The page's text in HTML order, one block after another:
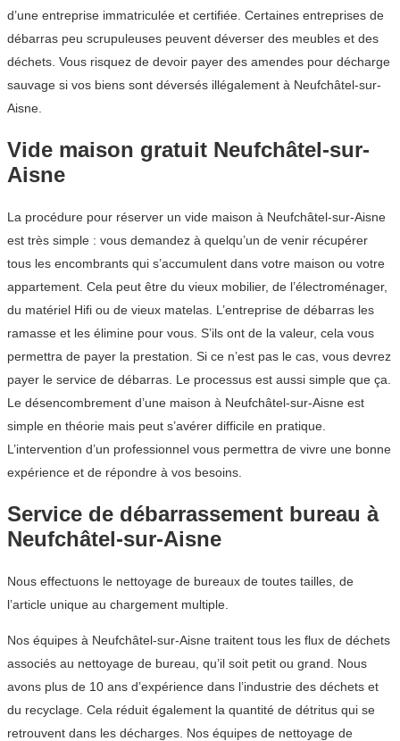
d’une entreprise immatriculée et certifiée. Certaines entreprises de
débarras peu scrupuleuses peuvent déverser des meubles et des
déchets. Vous risquez de devoir payer des amendes pour décharge
sauvage si vos biens sont déversés illégalement à Neufchâtel-sur-
Aisne.
Vide maison gratuit Neufchâtel-sur-
Aisne
La procédure pour réserver un vide maison à Neufchâtel-sur-Aisne
est très simple : vous demandez à quelqu’un de venir récupérer
tous les encombrants qui s’accumulent dans votre maison ou votre
appartement. Cela peut être du vieux mobilier, de l’électroménager,
du matériel Hifi ou de vieux matelas. L’entreprise de débarras les
ramasse et les élimine pour vous. S’ils ont de la valeur, cela vous
permettra de payer la prestation. Si ce n’est pas le cas, vous devrez
payer le service de débarras. Le processus est aussi simple que ça.
Le désencombrement d’une maison à Neufchâtel-sur-Aisne est
simple en théorie mais peut s’avérer difficile en pratique.
L’intervention d’un professionnel vous permettra de vivre une bonne
expérience et de répondre à vos besoins.
Service de débarrassement bureau à
Neufchâtel-sur-Aisne
Nous effectuons le nettoyage de bureaux de toutes tailles, de
l’article unique au chargement multiple.
Nos équipes à Neufchâtel-sur-Aisne traitent tous les flux de déchets
associés au nettoyage de bureau, qu’il soit petit ou grand. Nous
avons plus de 10 ans d’expérience dans l’industrie des déchets et
du recyclage. Cela réduit également la quantité de détritus qui se
retrouvent dans les décharges. Nos équipes de nettoyage de